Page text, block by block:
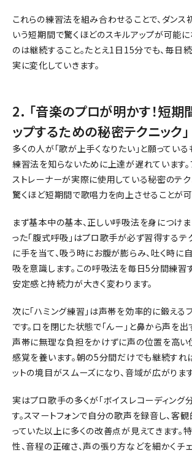
これらの練習法を組み合わせることで、ダンス
いう短期間で驚くほどのスキルアップが可能に
のは継続すること。たとえ1日15分でも、毎日
実に変化していきます。
2. 「音楽のプロが明かす！短
ップするための秘密テクニック」
多くの人が「歌が上手くなりたい」と願ってい
練習法を知らないために上達が遅れています
ストレーナーが実際に使用している秘密のテク
驚くほど短期間で歌唱力を向上させることが可
まず基本中の基本、正しい呼吸法を身につけま
った「腹式呼吸」はプロ歌手が必ず習得するテ
に手を当て、吸う時にお腹が膨らみ、吐く時に
吸を意識します。この呼吸法を毎日5分間練習
安定感と持続力が大きく変わります。
次に「ハミング練習」は声帯を効率的に鍛える
です。口を閉じた状態で「んー」と鼻から声を出
声帯に無理な負担をかけずに声の位置を高い
感覚を養います。朝の5分間だけでも継続すれ
ットの境目がスムーズになり、音域が広がります
実はプロ歌手の多くが「ボイスレコーディング
す。スマートフォンで自分の歌声を録音し、客観
っていた以上に多くの改善点が見えてきます。
性、音程の正確さ、声の張り方などを細かくチェ